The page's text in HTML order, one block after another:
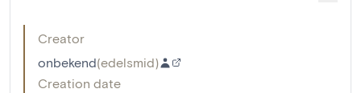
Creator
onbekend(edelsmid)
Creation date